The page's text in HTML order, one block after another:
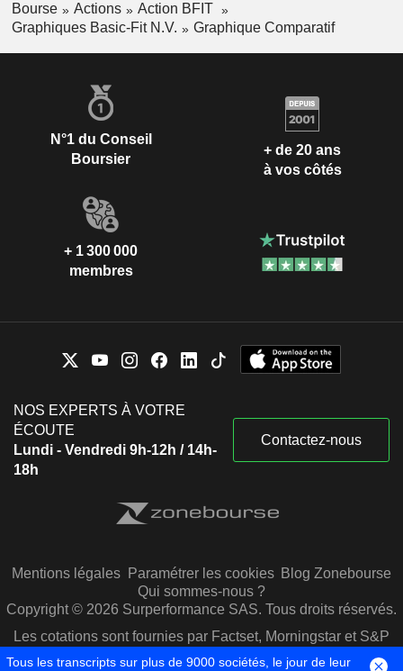
Bourse Actions
Action BFIT
Graphiques Basic-Fit N.V.
Graphique Comparatif
N°1 du Conseil
Boursier
+ de 20 ans
à vos côtés
+ 1 300 000
membres
NOS EXPERTS À VOTRE
ÉCOUTE
Lundi - Vendredi 9h-12h / 14h-
18h
Contactez-nous
Mentions légales Paramétrer les cookies Blog Zonebourse
Qui sommes-nous ?
Copyright © 2026 Surperformance SAS. Tous droits réservés.
Les cotations sont fournies par Factset, Morningstar et S&P
Capital IQ
Tous les transcripts sur plus de 9000 sociétés, le jour de leur